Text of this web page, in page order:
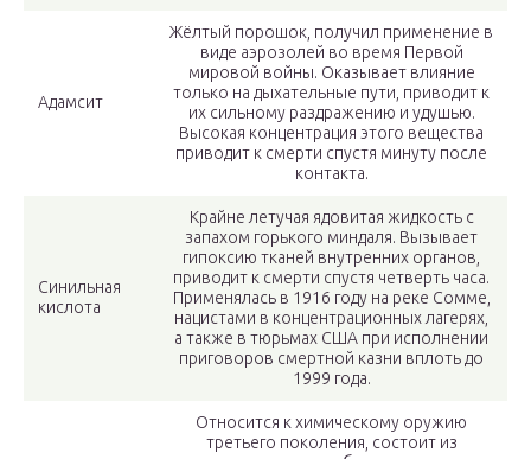
Адамсит
Жёлтый порошок, получил применение в
виде аэрозолей во время Первой
мировой войны. Оказывает влияние
только на дыхательные пути, приводит к
их сильному раздражению и удушью.
Высокая концентрация этого вещества
приводит к смерти спустя минуту после
контакта.
Синильная
кислота
Крайне летучая ядовитая жидкость с
запахом горького миндаля. Вызывает
гипоксию тканей внутренних органов,
приводит к смерти спустя четверть часа.
Применялась в 1916 году на реке Сомме,
нацистами в концентрационных лагерях,
а также в тюрьмах США при исполнении
приговоров смертной казни вплоть до
1999 года.
Относится к химическому оружию
третьего поколения, состоит из